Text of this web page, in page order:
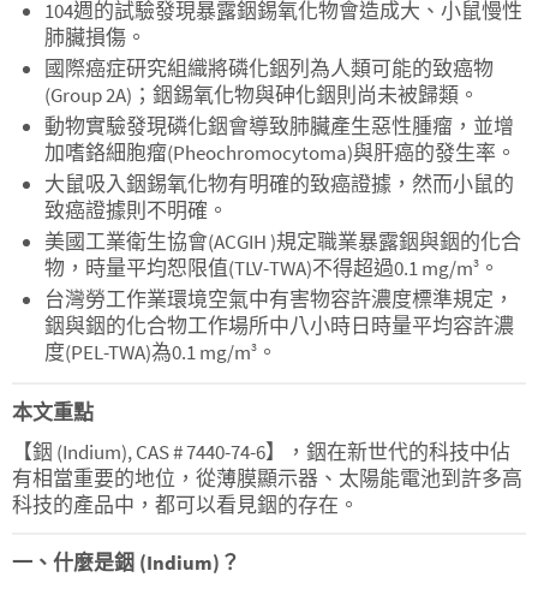
104週的試驗發現暴露銦錫氧化物會造成大、小鼠慢性
肺臟損傷。
國際癌症研究組織將磷化銦列為人類可能的致癌物
(Group 2A)；銦錫氧化物與砷化銦則尚未被歸類。
動物實驗發現磷化銦會導致肺臟產生惡性腫瘤，並增
加嗜鉻細胞瘤(Pheochromocytoma)與肝癌的發生率。
大鼠吸入銦錫氧化物有明確的致癌證據，然而小鼠的
致癌證據則不明確。
美國工業衛生協會(ACGIH )規定職業暴露銦與銦的化合
物，時量平均恕限值(TLV-TWA)不得超過0.1 mg/m3 。
台灣勞工作業環境空氣中有害物容許濃度標準規定，
銦與銦的化合物工作場所中八小時日時量平均容許濃
度(PEL-TWA)為0.1 mg/m3 。
本文重點
【銦 (Indium), CAS # 7440-74-6】，銦在新世代的科技中佔
有相當重要的地位，從薄膜顯示器、太陽能電池到許多高
科技的產品中，都可以看見銦的存在。
一、什麼是銦 (Indium)？